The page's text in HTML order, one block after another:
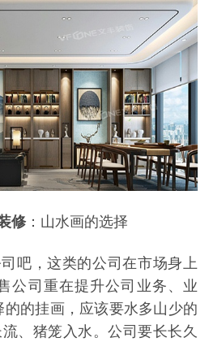
修：山水画的选择
吧，这类的公司在市场身上
公司重在提升公司业务、业
的挂画，应该要水多山少的
、猪笼入水。公司要长长久